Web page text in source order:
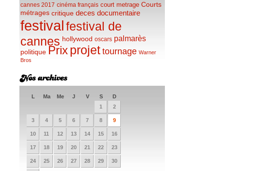
cannes 2017 cinéma français court metrage Courts
métrages critique deces documentaire
festivalfestival de
cannes hollywood oscars palmarès
politique Prixprojet tournage Warner
Bros
L Ma Me J V S
D
1
2
3 4 5 6 7 8 9
10 11 12 13 14 15 16
17 18 19 20 21 22 23
24 25 26 27 28 29 30